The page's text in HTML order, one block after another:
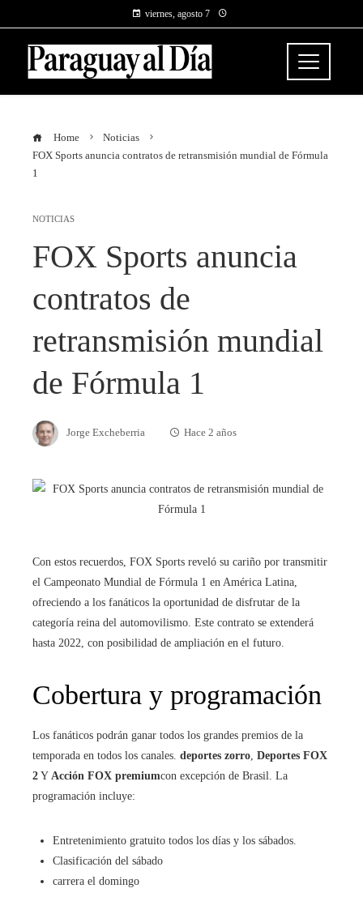
viernes, agosto 7
Home
Noticias
FOX Sports anuncia contratos de retransmisión mundial de Fórmula
1
NOTICIAS
FOX Sports anuncia
contratos de
retransmisión mundial
de Fórmula 1
Jorge Excheberria Hace 2 años
Con estos recuerdos, FOX Sports reveló su cariño por transmitir
el Campeonato Mundial de Fórmula 1 en América Latina,
ofreciendo a los fanáticos la oportunidad de disfrutar de la
categoría reina del automovilismo. Este contrato se extenderá
hasta 2022, con posibilidad de ampliación en el futuro.
Cobertura y programación
Los fanáticos podrán ganar todos los grandes premios de la
temporada en todos los canales. deportes zorro, Deportes FOX
2 Y Acción FOX premiumcon excepción de Brasil. La
programación incluye:
Entretenimiento gratuito todos los días y los sábados.
Clasificación del sábado
carrera el domingo